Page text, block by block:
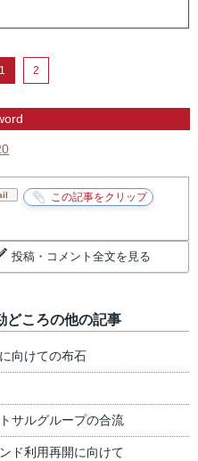
1 2
投稿・コメント全文を見る
どころの他の記事
向けての布石
サルグループの合流
ド利用再開に向けて